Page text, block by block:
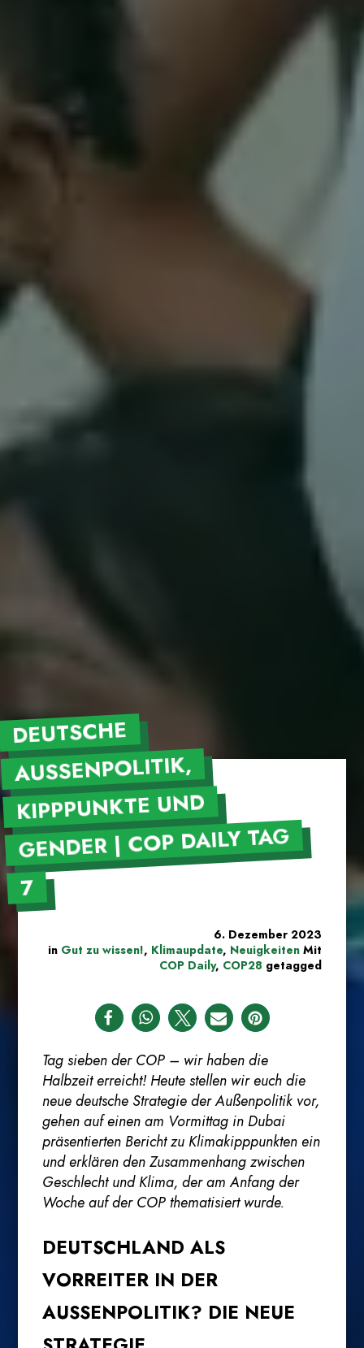
DEUTSCHE
AUSSENPOLITIK, K
IPPPUNKTE UND G
ENDER | COP DAILY TAG 7
6. Dezember 2023
in Gut zu wissen!, Klimaupdate, Neuigkeiten Mit
COP Daily, COP28 getagged
Tag sieben der COP – wir haben die
Halbzeit erreicht! Heute stellen wir euch die
neue deutsche Strategie der Außenpolitik vor,
gehen auf einen am Vormittag in Dubai
präsentierten Bericht zu Klimakipppunkten ein
und erklären den Zusammenhang zwischen
Geschlecht und Klima, der am Anfang der
Woche auf der COP thematisiert wurde.
DEUTSCHLAND ALS
VORREITER IN DER
AUSSENPOLITIK? DIE NEUE S